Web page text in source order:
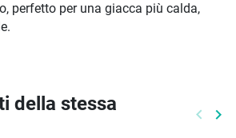
perfetto per una giacca più calda,
della stessa
keyboard_arrow_left keyboard_arrow_right